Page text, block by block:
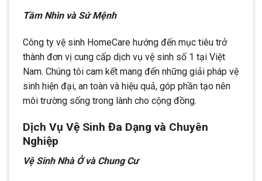
Tầm Nhìn và Sứ Mệnh
Công ty vệ sinh HomeCare hướng đến mục tiêu trở
thành đơn vị cung cấp dịch vụ vệ sinh số 1 tại Việt
Nam. Chúng tôi cam kết mang đến những giải pháp vệ
sinh hiện đại, an toàn và hiệu quả, góp phần tạo nên
môi trường sống trong lành cho cộng đồng.
Dịch Vụ Vệ Sinh Đa Dạng và Chuyên
Nghiệp
Vệ Sinh Nhà Ở và Chung Cư